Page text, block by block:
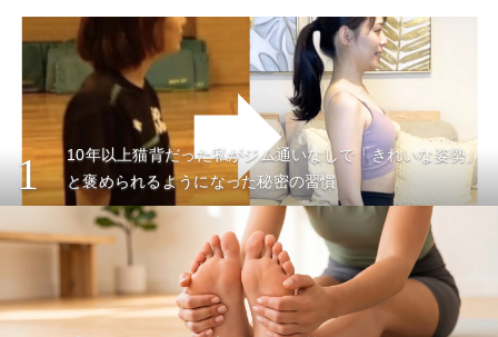
1
10年以上猫背だった私がジム通いなしで「きれいな姿勢」
と褒められるようになった秘密の習慣